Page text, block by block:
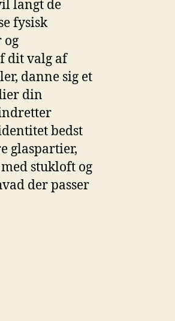
langt de
fysisk
og
dit valg af
danne sig et
din
bedst
glaspartier,
stukloft og
der passer